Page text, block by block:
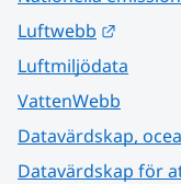
Luftwebb
Luftmiljödata
VattenWebb
Datavärdskap,
Datavärdskap för